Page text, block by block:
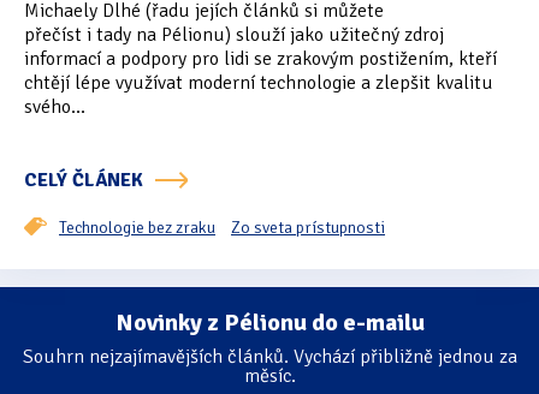
Názory & zkušenosti(143)
Oficiální materiály(57)
Pozvánky & oznámení
Pracuji sluchem(564)
Pracuji sluchem a hmatem(566)
Pracuji zrakem(456)
Pracuji zrakem a sluchem(515)
Michaely Dlhé (řadu jejích článků si můžete
přečíst i tady na Pélionu) slouží jako užitečný zdroj
informací a podpory pro lidi se zrakovým postižením, kteří
chtějí lépe využívat moderní technologie a zlepšit kvalitu
svého...
CELÝ ČLÁNEK
Technologie bez zraku Zo sveta prístupnosti
Stránkování
Novinky z Pélionu do e-mailu
Souhrn nejzajímavějších článků. Vychází přibližně jednou za
měsíc.